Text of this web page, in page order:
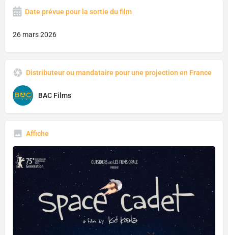
Date prévue pour la sortie du film
26 mars 2026
Distributeur ou mandataire pour une projection en France
BAC Films
Affiche